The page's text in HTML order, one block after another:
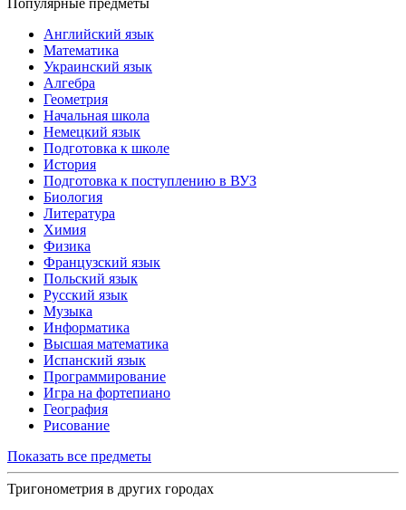
Английский язык
Математика
Украинский язык
Алгебра
Геометрия
Начальная школа
Немецкий язык
Подготовка к школе
История
Подготовка к поступлению в ВУЗ
Биология
Литература
Химия
Физика
Французский язык
Польский язык
Русский язык
Музыка
Информатика
Высшая математика
Испанский язык
Программирование
Игра на фортепиано
География
Рисование
Показать все предметы
Тригонометрия в других городах